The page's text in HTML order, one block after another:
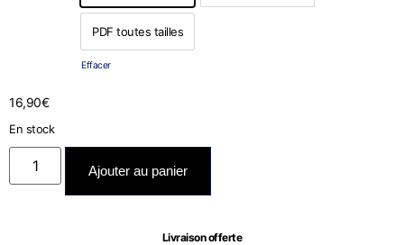
PDF toutes tailles
PDF toutes tailles
Effacer
16,90€
En stock
Ajouter au panier
Livraison offerte